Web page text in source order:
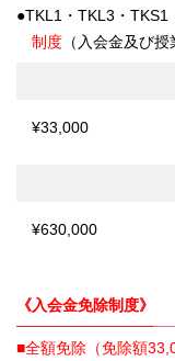
TKL1・TKL3・TKS1
制度 （入会金及び
¥33,000
¥630,000
《入会金免除制度》
■全額免除（免除額